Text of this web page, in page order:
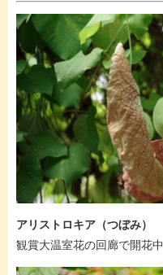
アリストロキア（つぼみ）
観賞大温室花の回廊で開花中